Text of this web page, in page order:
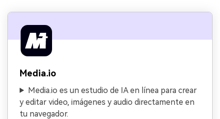
Media.io
Media.io es un estudio de IA en línea para crear
y editar video, imágenes y audio directamente en
tu navegador.